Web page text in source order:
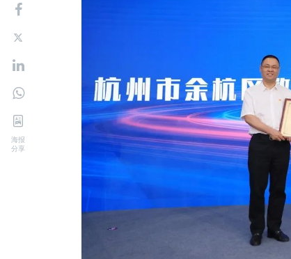
海报
分享